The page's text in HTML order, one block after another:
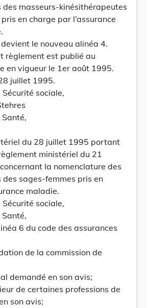
des masseurs-kinésithérapeutes
en charge par l’assurance
devient le nouveau alinéa 4.
règlement est publié au
en vigueur le 1er août 1995.
juillet 1995.
sociale,
du 28 juillet 1995 portant
ministériel du 21
la nomenclature des
sages-femmes pris en
maladie.
sociale,
6 du code des assurances
de la commission de
demandé en son avis;
de certaines professions de
son avis;